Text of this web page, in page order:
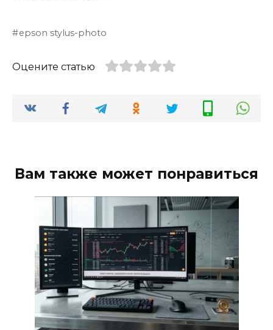
epson stylus-photo
Оцените статью
Вам также может понравиться